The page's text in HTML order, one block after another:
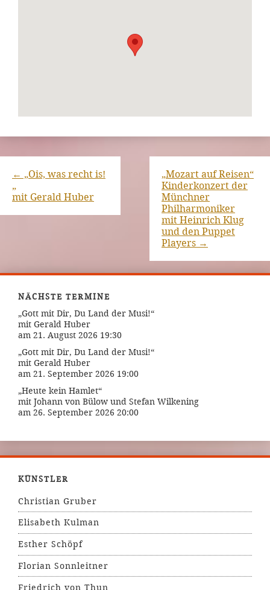
← „Ois, was recht is!
„
mit Gerald Huber
„Mozart auf Reisen“
Kinderkonzert der
Münchner
Philharmoniker
mit Heinrich Klug
und den Puppet
Players →
NÄCHSTE TERMINE
„Gott mit Dir, Du Land der Musi!“
mit Gerald Huber
am 21. August 2026 19:30
„Gott mit Dir, Du Land der Musi!“
mit Gerald Huber
am 21. September 2026 19:00
„Heute kein Hamlet“
mit Johann von Bülow und Stefan Wilkening
am 26. September 2026 20:00
KÜNSTLER
Christian Gruber
Elisabeth Kulman
Esther Schöpf
Florian Sonnleitner
Friedrich von Thun